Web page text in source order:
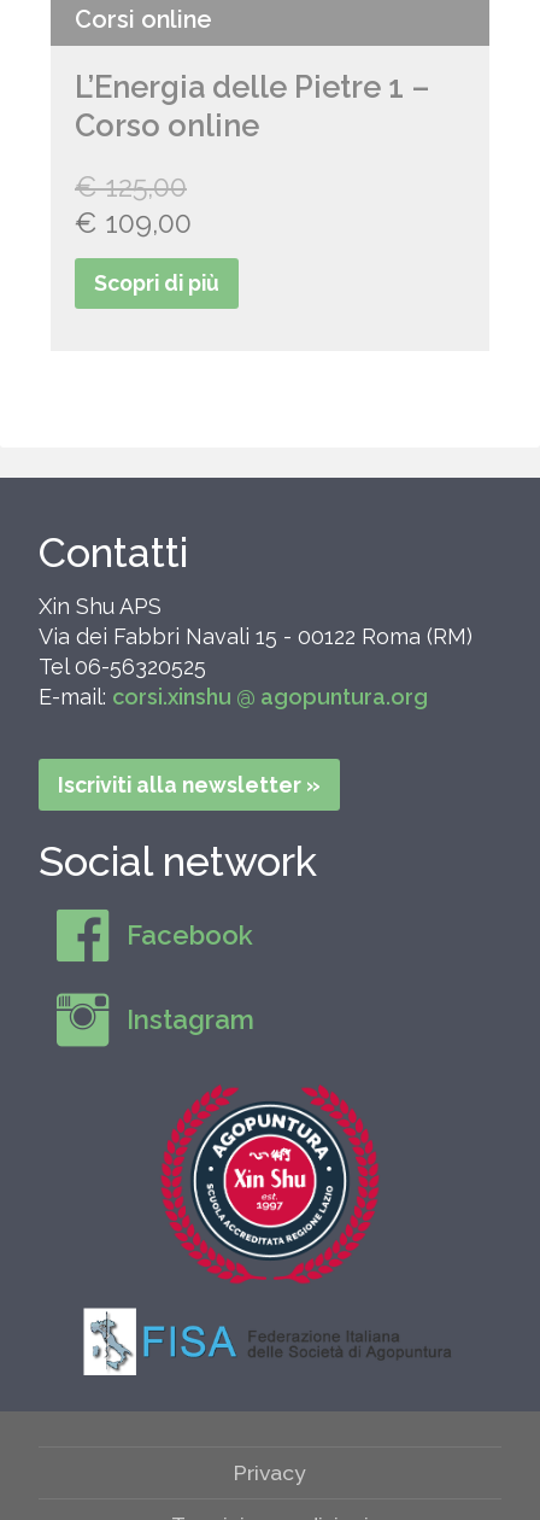
Corsi online
L’Energia delle Pietre 1 –
Corso online
€125,00
Il
prezzo
originale
€ 109,00
prezzo
attuale
Scopri di più
Contatti
Xin Shu APS
Via dei Fabbri Navali 15 - 00122 Roma (RM)
Tel 06-56320525
E-mail: corsi.xinshu @ agopuntura.org
Iscriviti alla newsletter »
Social network
Facebook
Instagram
Privacy